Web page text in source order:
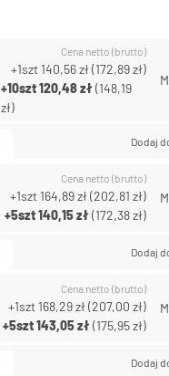
Cena netto (brutto)
+1szt 140,56 zł(172,89 zł)
+10szt120,48 zł(148,19
zł)
Dodaj
Cena netto (brutto)
+1szt 164,89 zł(202,81 zł)
+5szt140,15 zł(172,38 zł)
Dodaj
Cena netto (brutto)
+1szt 168,29 zł(207,00 zł)
+5szt143,05 zł(175,95 zł)
Dodaj